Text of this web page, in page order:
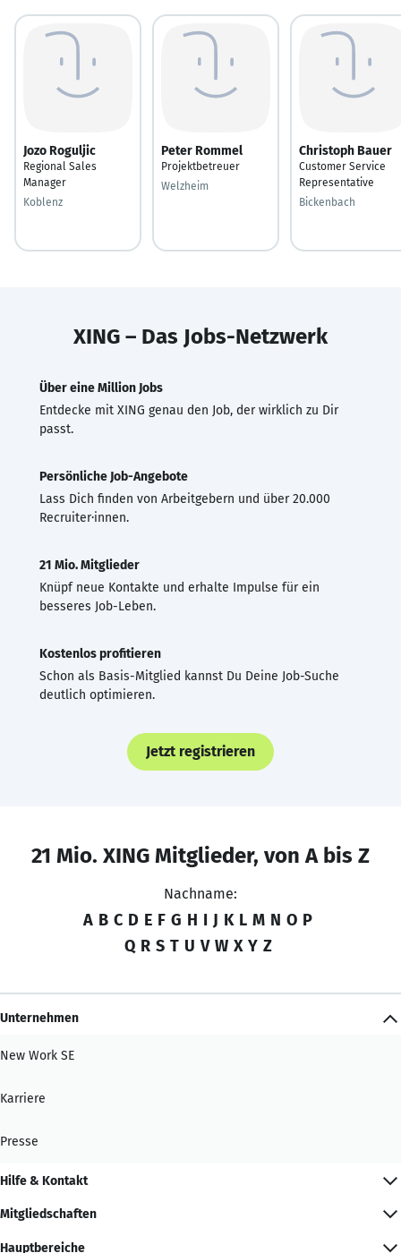
Jozo Roguljic
Regional Sales
Manager
Koblenz
Peter Rommel
Projektbetreuer
Welzheim
Christoph Bauer
Customer Service
Representative
Bickenbach
XING – Das Jobs-Netzwerk
Über eine Million Jobs
Entdecke mit XING genau den Job, der wirklich zu Dir
passt.
Persönliche Job-Angebote
Lass Dich finden von Arbeitgebern und über 20.000
Recruiter·innen.
21 Mio. Mitglieder
Knüpf neue Kontakte und erhalte Impulse für ein
besseres Job-Leben.
Kostenlos profitieren
Schon als Basis-Mitglied kannst Du Deine Job-Suche
deutlich optimieren.
Jetzt registrieren
21 Mio. XING Mitglieder, von A bis Z
Nachname:
A B C D E F G H I J K L M N O P
Q R S T U V W X Y Z
Unternehmen
New Work SE
Karriere
Presse
Hilfe & Kontakt
Mitgliedschaften
Hauptbereiche